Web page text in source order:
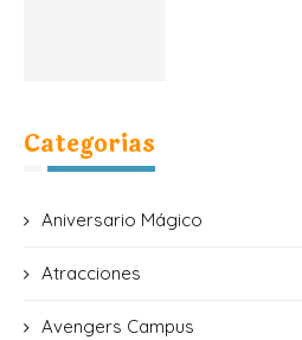
Categorias
Aniversario Mágico
Atracciones
Avengers Campus